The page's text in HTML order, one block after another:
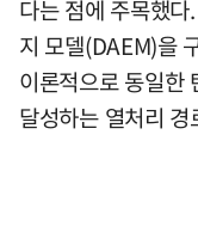
다는 점에 주목했
지 모델(DAEM)을
이론적으로 동일
달성하는 열처리